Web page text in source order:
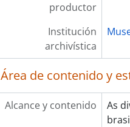
productor
Institución
archivística
Área de contenido y
Alcance y contenido
As